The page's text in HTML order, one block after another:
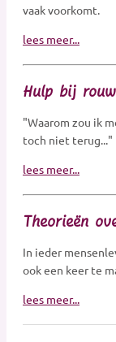
vaak voorkomt.
lees meer...
Hulp bij rouw
"Waarom zou ik
toch niet terug..."
lees meer...
Theorieën
In ieder
ook een keer te
lees meer...